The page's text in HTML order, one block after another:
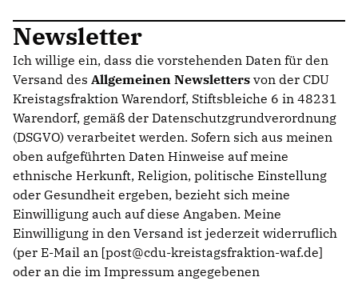
Newsletter
Ich willige ein, dass die vorstehenden Daten für den
Versand des Allgemeinen Newsletters von der CDU
Kreistagsfraktion Warendorf, Stiftsbleiche 6 in 48231
Warendorf, gemäß der Datenschutzgrundverordnung
(DSGVO) verarbeitet werden. Sofern sich aus meinen
oben aufgeführten Daten Hinweise auf meine
ethnische Herkunft, Religion, politische Einstellung
oder Gesundheit ergeben, bezieht sich meine
Einwilligung auch auf diese Angaben. Meine
Einwilligung in den Versand ist jederzeit widerruflich
(per E-Mail an [post@cdu-kreistagsfraktion-waf.de]
oder an die im Impressum angegebenen